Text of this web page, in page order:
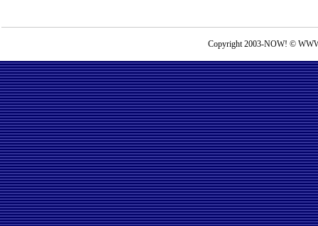
Copyright 2003-NOW! ©